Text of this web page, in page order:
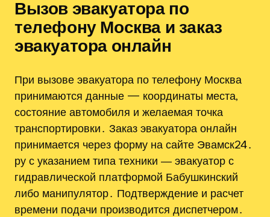
Вызов эвакуатора по
телефону Москва и заказ
эвакуатора онлайн
При вызове эвакуатора по телефону Москва
принимаются данные — координаты места,
состояние автомобиля и желаемая точка
транспортировки․ Заказ эвакуатора онлайн
принимается через форму на сайте Эвамск24․
ру с указанием типа техники ― эвакуатор с
гидравлической платформой Бабушкинский
либо манипулятор․ Подтверждение и расчет
времени подачи производится диспетчером․